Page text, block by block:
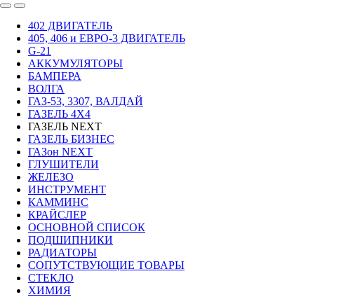
402 ДВИГАТЕЛЬ
405, 406 и ЕВРО-3 ДВИГАТЕЛЬ
G-21
АККУМУЛЯТОРЫ
БАМПЕРА
ВОЛГА
ГАЗ-53, 3307, ВАЛДАЙ
ГАЗЕЛЬ 4Х4
ГАЗЕЛЬ NEXT
ГАЗЕЛЬ БИЗНЕС
ГАЗон NEXT
ГЛУШИТЕЛИ
ЖЕЛЕЗО
ИНСТРУМЕНТ
КАММИНС
КРАЙСЛЕР
ОСНОВНОЙ СПИСОК
ПОДШИПНИКИ
РАДИАТОРЫ
СОПУТСТВУЮЩИЕ ТОВАРЫ
СТЕКЛО
ХИМИЯ